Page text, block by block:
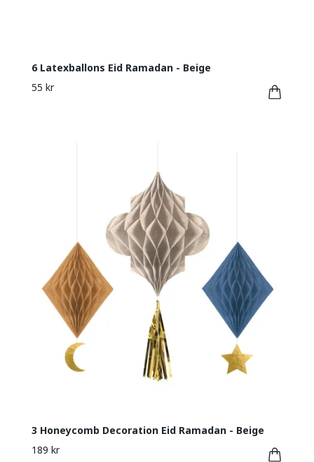
6 Latexballons Eid Ramadan - Beige
55 kr
3 Honeycomb Decoration Eid Ramadan - Beige
189 kr